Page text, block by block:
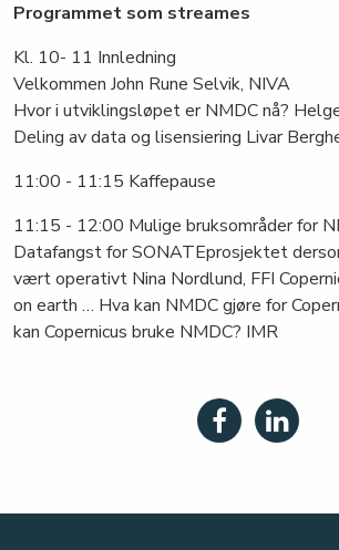
Programmet som streames
Kl. 10- 11 Innledning
Velkommen John Rune Selvik, NIVA
Hvor i utviklingsløpet er NMDC nå?
Deling av data og lisensiering Livar
11:00 - 11:15 Kaffepause
11:15 - 12:00 Mulige bruksområder for
Datafangst for SONATEprosjektet
vært operativt Nina Nordlund, FFI
on earth … Hva kan NMDC gjøre for
kan Copernicus bruke NMDC? IMR